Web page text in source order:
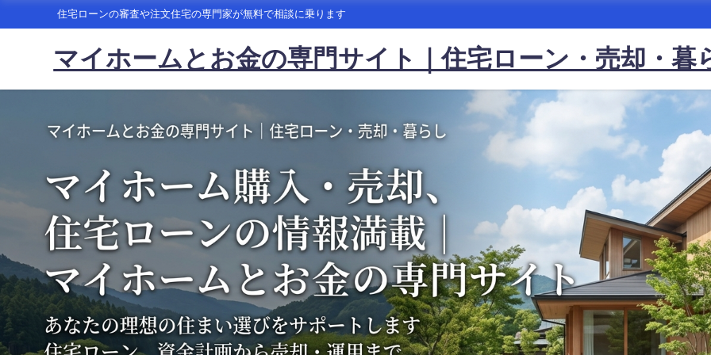
住宅ローンの審査や注文住宅の専門家が無料で相談に乗ります
マイホームとお金の専門サイト｜住宅ローン・売却・暮